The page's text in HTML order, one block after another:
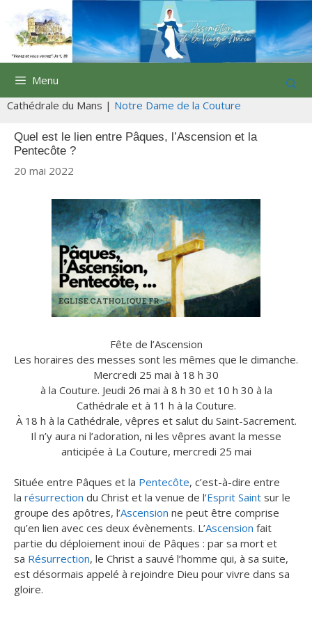
contenu
Menu
Cathédrale du Mans | Notre Dame de la Couture
Quel est le lien entre Pâques, l’Ascension et la
Pentecôte ?
20 mai 2022
Fête de l’Ascension
Les horaires des messes sont les mêmes que le dimanche.
Mercredi 25 mai à 18 h 30
à la Couture. Jeudi 26 mai à 8 h 30 et 10 h 30 à la
Cathédrale et à 11 h à la Couture.
À 18 h à la Cathédrale, vêpres et salut du Saint-Sacrement.
Il n’y aura ni l’adoration, ni les vêpres avant la messe
anticipée à La Couture, mercredi 25 mai
Située entre Pâques et la Pentecôte, c’est-à-dire entre
la résurrection du Christ et la venue de l’Esprit Saint sur le
groupe des apôtres, l’Ascension ne peut être comprise
qu’en lien avec ces deux évènements. L’Ascension fait
partie du déploiement inouï de Pâques : par sa mort et
sa Résurrection, le Christ a sauvé l’homme qui, à sa suite,
est désormais appelé à rejoindre Dieu pour vivre dans sa
gloire.